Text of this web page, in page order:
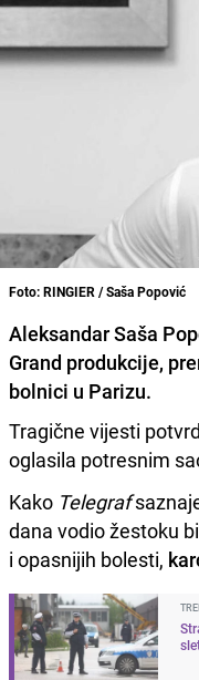
Foto: RINGIER / Saša Popović
Aleksandar Saša
Grand produkcije,
bolnici u Parizu.
Tragične vijesti
oglasila potresnim
Kako Telegraf
dana vodio žestoku
i opasnijih bolesti,